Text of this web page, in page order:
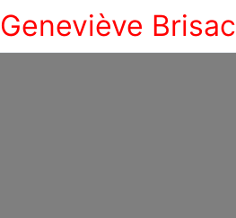
Geneviève Brisac